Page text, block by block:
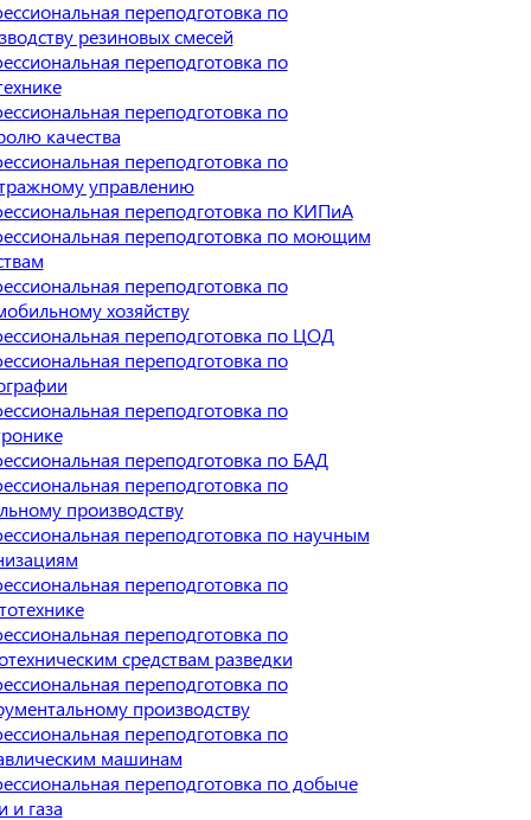
переподготовка по
резиновых смесей
переподготовка по
переподготовка по
качества
переподготовка по
управлению
переподготовка по КИПиА
переподготовка по моющим
переподготовка по
хозяйству
переподготовка по ЦОД
переподготовка по
переподготовка по
переподготовка по БАД
переподготовка по
производству
переподготовка по научным
переподготовка по
переподготовка по
средствам разведки
переподготовка по
производству
переподготовка по
машинам
переподготовка по добыче
и газа